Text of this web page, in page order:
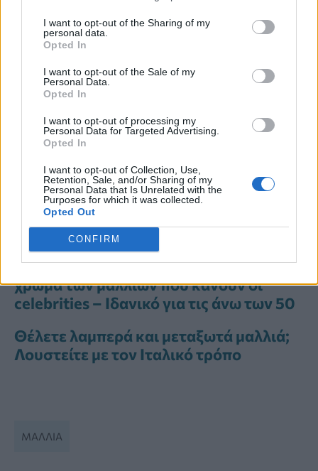
I want to opt-out of the Sharing of my
personal data.
Opted In
I want to opt-out of the Sale of my
Personal Data.
Opted In
I want to opt-out of processing my
Personal Data for Targeted Advertising.
Opted In
I want to opt-out of Collection, Use,
Retention, Sale, and/or Sharing of my
Personal Data that Is Unrelated with the
Purposes for which it was collected.
Opted Out
CONFIRM
Διαβάστε Περισσότερα
Η Anne Hathaway επέστρεψε στο iconic
look της ηρωίδας της από το The Devil
Wears Prada – Δείτε φωτό
Τι προκαλεί τη φαγούρα στο κεφάλι –
Πώς να την αντιμετωπίσετε, σύμφωνα
με το Cleveland Clinic
Gold rush: Το πολυτελές καλοκαιρινό
χρώμα των μαλλιών που κάνουν οι
celebrities – Ιδανικό για τις άνω των 50
Θέλετε λαμπερά και μεταξωτά μαλλιά;
Λουστείτε με τον Ιταλικό τρόπο
ΜΑΛΛΙΆ